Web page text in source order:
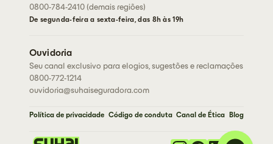
0800-784-2410 (demais regiões)
De segunda-feira a sexta-feira, das 8h às 19h
Ouvidoria
Seu canal exclusivo para elogios, sugestões e reclamações
0800-772-1214
ouvidoria@suhaiseguradora.com
Política de privacidade Código de conduta Canal de Ética Blog